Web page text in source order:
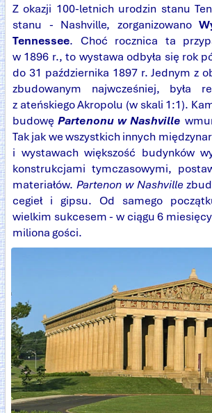
Z okazji 100-letnich urodzin stanu
stanu - Nashville, zorganizowano
Tennessee. Choć rocznica ta
w 1896 r., to wystawa odbyła się rok
do 31 października 1897 r. Jednym z
zbudowanym najwcześniej, była
z ateńskiego Akropolu (w skali 1:1).
budowęPartenonu w Nashville
Tak jak we wszystkich innych
i wystawach większość budynków
konstrukcjami tymczasowymi,
materiałów. Partenon w Nashville
cegieł i gipsu. Od samego
wielkim sukcesem - w ciągu 6
miliona gości.